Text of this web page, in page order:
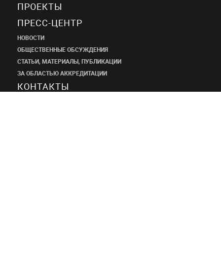
ПРОЕКТЫ
ПРЕСС-ЦЕНТР
НОВОСТИ
ОБЩЕСТВЕННЫЕ ОБСУЖДЕНИЯ
СТАТЬИ, МАТЕРИАЛЫ, ПУБЛИКАЦИИ
ЗА ОБЛАСТЬЮ АККРЕДИТАЦИИ
КОНТАКТЫ